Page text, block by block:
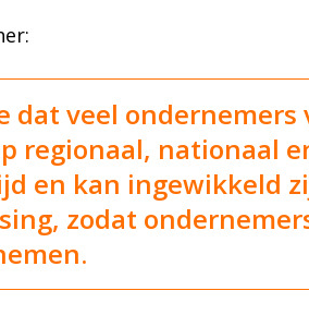
dat veel
regionaal, nationaal
en kan ingewikkeld
zodat